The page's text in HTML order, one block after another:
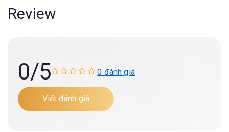
Review
0/5 0 đánh giá
Viết đánh giá